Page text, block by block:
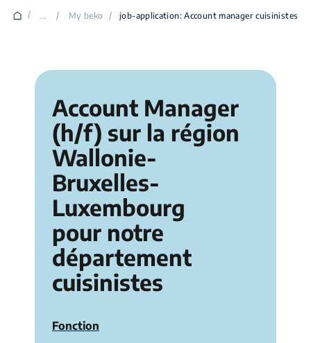
/ ... / My beko / job-application: Account manager cuisinistes
Account Manager
(h/f) sur la région
Wallonie-
Bruxelles-
Luxembourg
pour notre
département
cuisinistes
Fonction